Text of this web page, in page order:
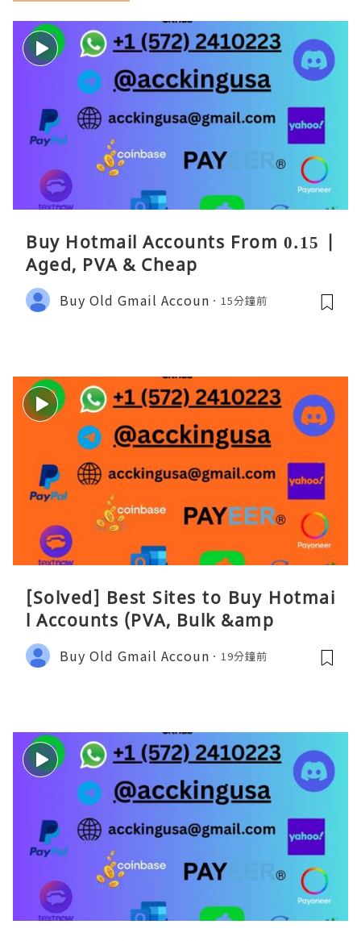
Buy Hotmail Accounts From 0.15 |
Aged, PVA & Cheap
Buy Old Gmail Accoun 15分鐘前
[Solved] Best Sites to Buy Hotmai
l Accounts (PVA, Bulk &amp
Buy Old Gmail Accoun 19分鐘前